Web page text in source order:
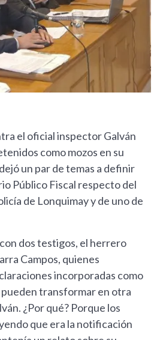
el oficial inspector Galván
como mozos en su
un par de temas a definir
Público Fiscal respecto del
de Lonquimay y de uno de
dos testigos, el herrero
Campos, quienes
incorporadas como
pueden transformar en otra
¿Por qué? Porque los
que era la notificación